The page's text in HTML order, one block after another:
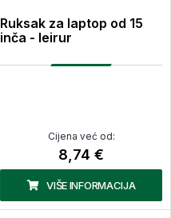
Ruksak za laptop od 15
inča - leirur
Cijena već od:
8,74 €
VIŠE INFORMACIJA